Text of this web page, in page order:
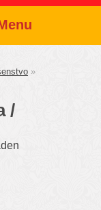
»
/